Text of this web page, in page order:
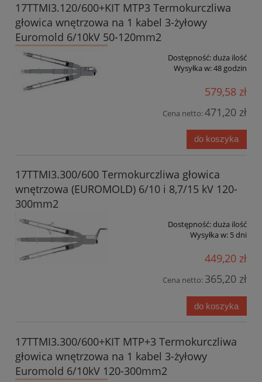
17TTMI3.120/600+KIT MTP3 Termokurczliwa
głowica wnętrzowa na 1 kabel 3-żyłowy
Euromold 6/10kV 50-120mm2
Dostępność:duża ilość
Wysyłka w:48 godzin
579,58 zł
Cena netto:471,20 zł
do koszyka
17TTMI3.300/600 Termokurczliwa głowica
wnętrzowa (EUROMOLD) 6/10 i 8,7/15 kV 120-
300mm2
Dostępność:duża ilość
Wysyłka w: 5 dni
449,20 zł
Cena netto: 365,20 zł
do koszyka
17TTMI3.300/600+KIT MTP+3 Termokurczliwa
głowica wnętrzowa na 1 kabel 3-żyłowy
Euromold 6/10kV 120-300mm2